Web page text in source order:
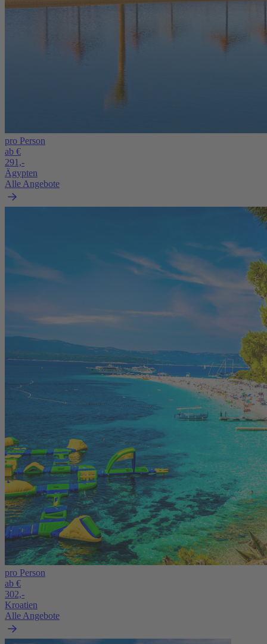
pro Person
ab €
291,-
Ägypten
Alle Angebote
pro Person
ab €
302,-
Kroatien
Alle Angebote